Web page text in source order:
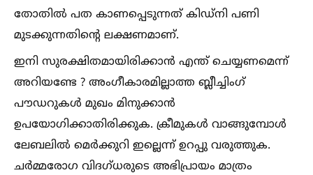
തോതില്‍ പത കാണപ്പെടുന്നത് കിഡ്നി പണി
മുടക്കുന്നതിന്റെ ലക്ഷണമാണ്.
ഇനി സുരക്ഷിതമായിരിക്കാൻ എന്ത് ചെയ്യണമെന്ന്
അറിയണ്ടേ ? അംഗീകാരമില്ലാത്ത ബ്ലീച്ചിംഗ്
പൗഡറുകള്‍ മുഖം മിനുക്കാൻ
ഉപയോഗിക്കാതിരിക്കുക. ക്രീമുകള്‍ വാങ്ങുമ്പോള്‍
ലേബലില്‍ മെർക്കുറി ഇല്ലെന്ന് ഉറപ്പു വരുത്തുക.
ചർമ്മരോഗ വിദഗ്ധരുടെ അഭിപ്രായം മാത്രം